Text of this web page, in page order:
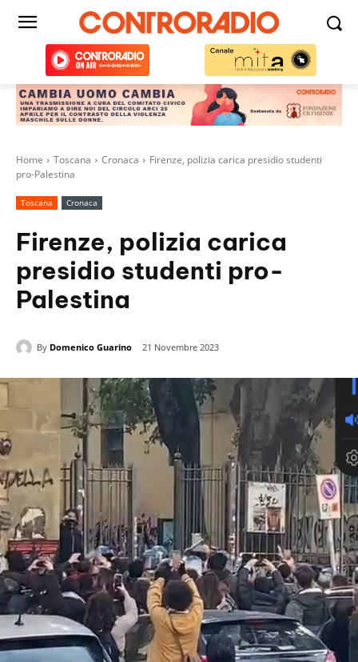
Home Toscana Cronaca
Firenze, polizia carica presidio studenti
pro-Palestina
Toscana Cronaca
Firenze, polizia carica
presidio studenti pro-
Palestina
By Domenico Guarino 21 Novembre 2023